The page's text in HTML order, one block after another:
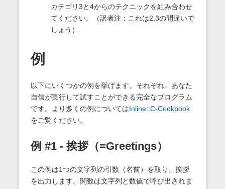
カテゴリ3と4からのテクニックを組み合わせ
てください。（訳者注：これは2,3の間違いで
しょう）
例
以下にいくつかの例を挙げます。それぞれ、あなた
自信が実行して試すことができる完全なプログラム
です。より多くの例についてはInline::C-Cookbook
をご覧ください。
例 #1 - 挨拶（=Greetings）
この例は1つの文字列の引数（名前）を取り、挨拶
を出力します。関数は文字列と数値で呼び出されま